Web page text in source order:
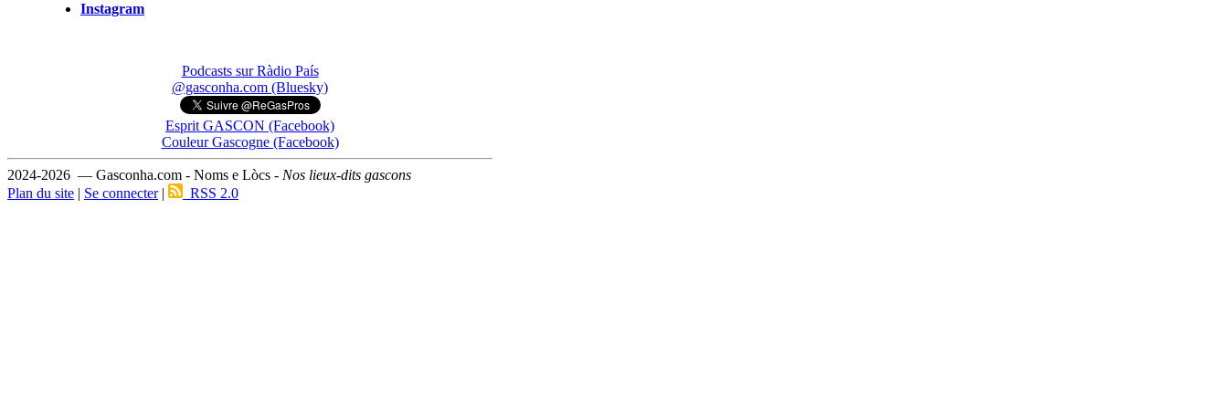
Instagram
Podcasts sur Ràdio País
@gasconha.com (Bluesky)
Esprit GASCON (Facebook)
Couleur Gascogne (Facebook)
2024-2026 — Gasconha.com - Noms e Lòcs - Nos lieux-dits gascons
Plan du site | Se connecter| RSS 2.0